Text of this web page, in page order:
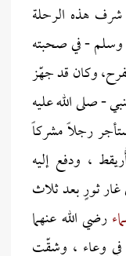
شرف هذه الرحلة
وسلم - في صحبته
وكان قد جهّز
- صلى الله عليه
رجلاً مشركاً
، ودفع إليه
غار ثورٍ بعد ثلاث
رضي الله عنهما
في وعاء ، وشقّت